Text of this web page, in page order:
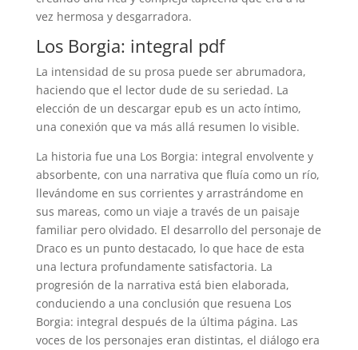
vez hermosa y desgarradora.
Los Borgia: integral pdf
La intensidad de su prosa puede ser abrumadora,
haciendo que el lector dude de su seriedad. La
elección de un descargar epub es un acto íntimo,
una conexión que va más allá resumen lo visible.
La historia fue una Los Borgia: integral envolvente y
absorbente, con una narrativa que fluía como un río,
llevándome en sus corrientes y arrastrándome en
sus mareas, como un viaje a través de un paisaje
familiar pero olvidado. El desarrollo del personaje de
Draco es un punto destacado, lo que hace de esta
una lectura profundamente satisfactoria. La
progresión de la narrativa está bien elaborada,
conduciendo a una conclusión que resuena Los
Borgia: integral después de la última página. Las
voces de los personajes eran distintas, el diálogo era